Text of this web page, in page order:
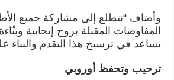
وأضاف “نتطلع إلى مشاركة جميع
المفاوضات المقبلة بروح إيجابية
تساعد في ترسيخ هذا التقدم والبناء
ترحيب وتحفظ أوروبي